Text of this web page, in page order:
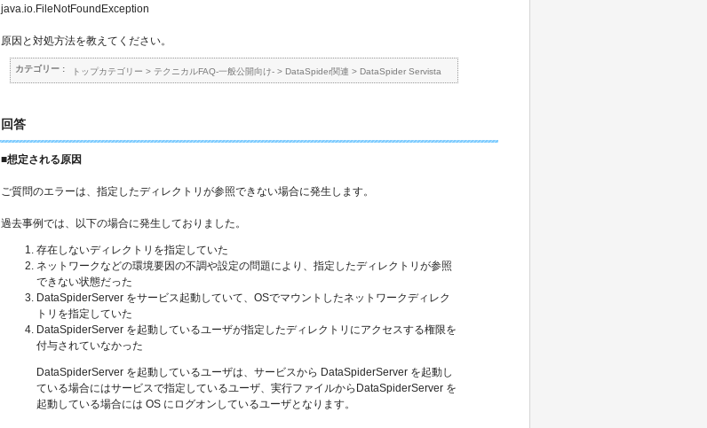
java.io.FileNotFoundException
原因と対処方法を教えてください。
カテゴリー : トップカテゴリー > テクニカルFAQ-一般公開向け-> DataSpider関連 > DataSpider Servista
回答
■想定される原因
ご質問のエラーは、指定したディレクトリが参照できない場合に発生します。
過去事例では、以下の場合に発生しておりました。
存在しないディレクトリを指定していた
ネットワークなどの環境要因の不調や設定の問題により、指定したディレクトリが参照
できない状態だった
DataSpiderServer をサービス起動していて、OSでマウントしたネットワークディレク
トリを指定していた
DataSpiderServer を起動しているユーザが指定したディレクトリにアクセスする権限を
付与されていなかった
DataSpiderServer を起動しているユーザは、サービスから DataSpiderServer を起動し
ている場合にはサービスで指定しているユーザ、実行ファイルからDataSpiderServer を
起動している場合には OS にログオンしているユーザとなります。